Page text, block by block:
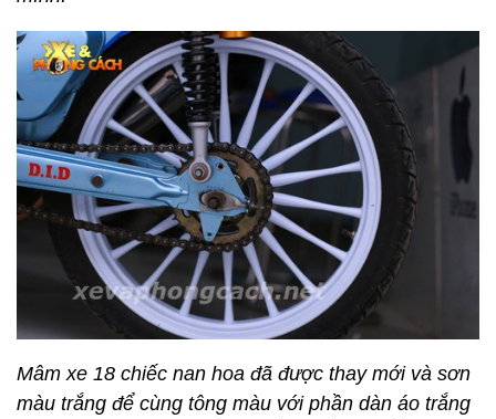
Mâm xe 18 chiếc nan hoa đã được thay mới và sơn
màu trắng để cùng tông màu với phần dàn áo trắng